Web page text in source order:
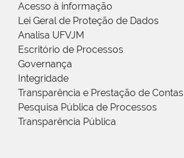
Acesso à informação
Lei Geral de Proteção de Dados
Analisa UFVJM
Escritório de Processos
Governança
Integridade
Transparência e Prestação de Contas
Pesquisa Pública de Processos
Transparência Pública